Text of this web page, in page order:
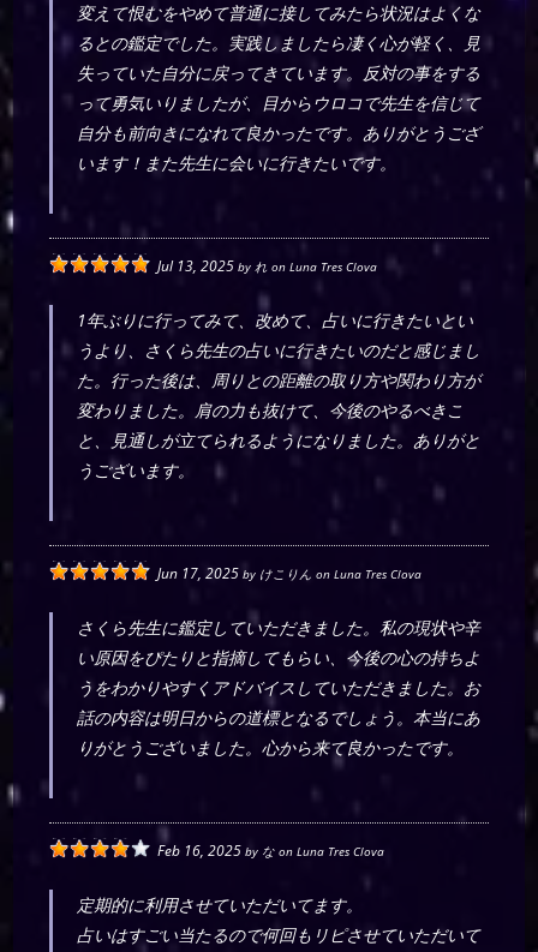
変えて恨むをやめて普通に接してみたら状況はよくな
るとの鑑定でした。実践しましたら凄く心が軽く、見
失っていた自分に戻ってきています。反対の事をする
って勇気いりましたが、目からウロコで先生を信じて
自分も前向きになれて良かったです。ありがとうござ
います！また先生に会いに行きたいです。
Jul 13, 2025 byれ onLuna Tres Clova
1年ぶりに行ってみて、改めて、占いに行きたいとい
うより、さくら先生の占いに行きたいのだと感じまし
た。行った後は、周りとの距離の取り方や関わり方が
変わりました。肩の力も抜けて、今後のやるべきこ
と、見通しが立てられるようになりました。ありがと
うございます。
Jun 17, 2025 by けこりん onLuna Tres Clova
さくら先生に鑑定していただきました。私の現状や辛
い原因をぴたりと指摘してもらい、今後の心の持ちよ
うをわかりやすくアドバイスしていただきました。お
話の内容は明日からの道標となるでしょう。本当にあ
りがとうございました。心から来て良かったです。
Feb 16, 2025 by な onLuna Tres Clova
定期的に利用させていただいてます。
占いはすごい当たるので何回もリピさせていただいて